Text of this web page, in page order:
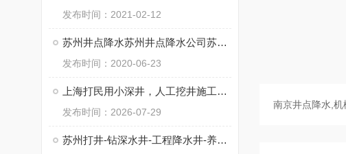
发布时间：2021-02-12
苏州井点降水苏州井点降水公司苏州井点降水有限公司通泉降水公司
发布时间：2020-06-23
上海打民用小深井，人工挖井施工，工程降水井
发布时间：2026-07-29
苏州打井-钻深水井-工程降水井-养殖井